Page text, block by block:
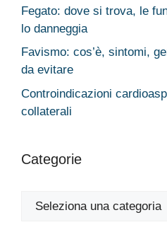
Fegato: dove si trova, le
lo danneggia
Favismo: cos’è, sintomi,
da evitare
Controindicazioni
collaterali
Categorie
Categorie